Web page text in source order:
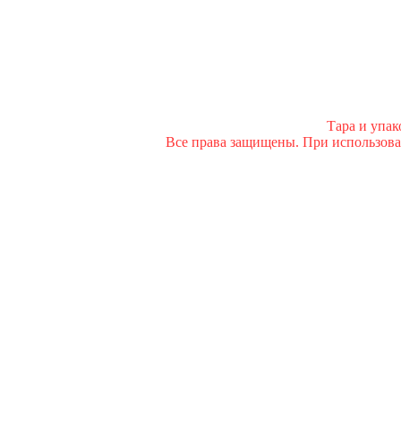
Тара и
Все права защищены. При